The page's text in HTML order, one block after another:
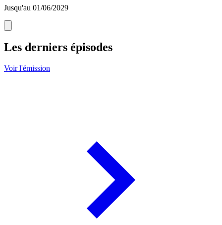
Jusqu'au 01/06/2029
Les derniers épisodes
Voir l'émission